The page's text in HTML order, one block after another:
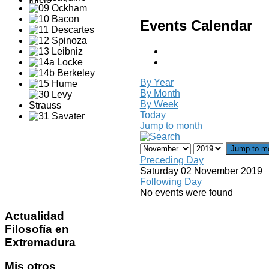
Events Calendar
By Year
By Month
By Week
Today
Jump to month
Jump to
Preceding Day
Saturday 02 November 2019
Following Day
No events were found
Actualidad
Filosofía en
Extremadura
Mis otros